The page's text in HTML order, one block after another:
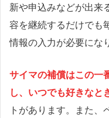
新や申込みなどが出来
容を継続するだけでも
情報の入力が必要にな
サイマの補償はこの一
し、いつでも好きなと
トがあります。また